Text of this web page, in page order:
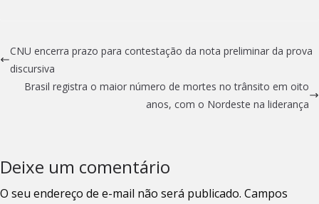
CNU encerra prazo para contestação da nota preliminar da prova
discursiva
Brasil registra o maior número de mortes no trânsito em oito
anos, com o Nordeste na liderança
Deixe um comentário
O seu endereço de e-mail não será publicado. Campos